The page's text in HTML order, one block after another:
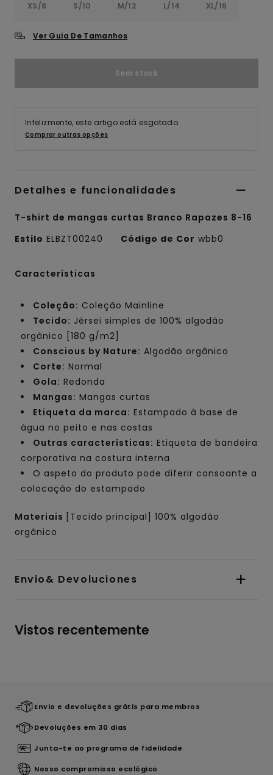
XS/8 S/10 M/12 L/14 XL/16
Ver Guia De Tamanhos
Sem stock
Infelizmente, este artigo está esgotado.
Comprar outras opções
Detalhes e funcionalidades
T-shirt de mangas curtas Branco Rapazes 8-16
Estilo ELBZT00240 Código de Cor wbb0
Características
Coleção: Coleção Mainline
Tecido: Jérsei simples de 100% algodão
orgânico [180 g/m2]
Conscious by Nature: Algodão orgânico
Corte: Normal
Gola: Redonda
Mangas: Mangas curtas
Etiqueta da marca: Estampado à base de
água no peito e nas costas
Outras características: Etiqueta de bandeira
corporativa na costura interna
O aspeto do produto pode diferir consoante a
colocação do estampado
Materiais
[Tecido principal] 100% algodão
orgânico
Envio& Devoluciones
Vistos recentemente
Envio e devoluções grátis para membros
Devoluções em 30 dias
Junta-te ao programa de fidelidade
Nosso compromisso ecológico